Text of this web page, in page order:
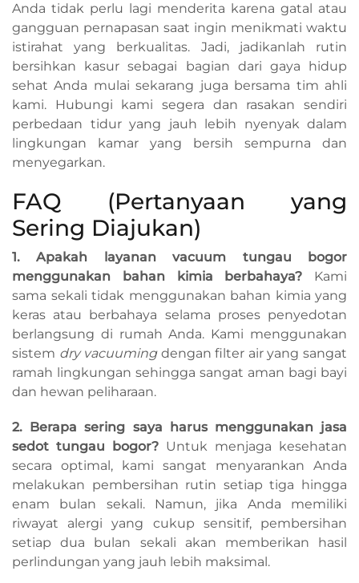
Anda tidak perlu lagi menderita karena gatal atau
gangguan pernapasan saat ingin menikmati waktu
istirahat yang berkualitas. Jadi, jadikanlah rutin
bersihkan kasur sebagai bagian dari gaya hidup
sehat Anda mulai sekarang juga bersama tim ahli
kami. Hubungi kami segera dan rasakan sendiri
perbedaan tidur yang jauh lebih nyenyak dalam
lingkungan kamar yang bersih sempurna dan
menyegarkan.
FAQ (Pertanyaan yang
Sering Diajukan)
1. Apakah layanan vacuum tungau bogor
menggunakan bahan kimia berbahaya? Kami
sama sekali tidak menggunakan bahan kimia yang
keras atau berbahaya selama proses penyedotan
berlangsung di rumah Anda. Kami menggunakan
sistem dry vacuumingdengan filter air yang sangat
ramah lingkungan sehingga sangat aman bagi bayi
dan hewan peliharaan.
2. Berapa sering saya harus menggunakan jasa
sedot tungau bogor? Untuk menjaga kesehatan
secara optimal, kami sangat menyarankan Anda
melakukan pembersihan rutin setiap tiga hingga
enam bulan sekali. Namun, jika Anda memiliki
riwayat alergi yang cukup sensitif, pembersihan
setiap dua bulan sekali akan memberikan hasil
perlindungan yang jauh lebih maksimal.